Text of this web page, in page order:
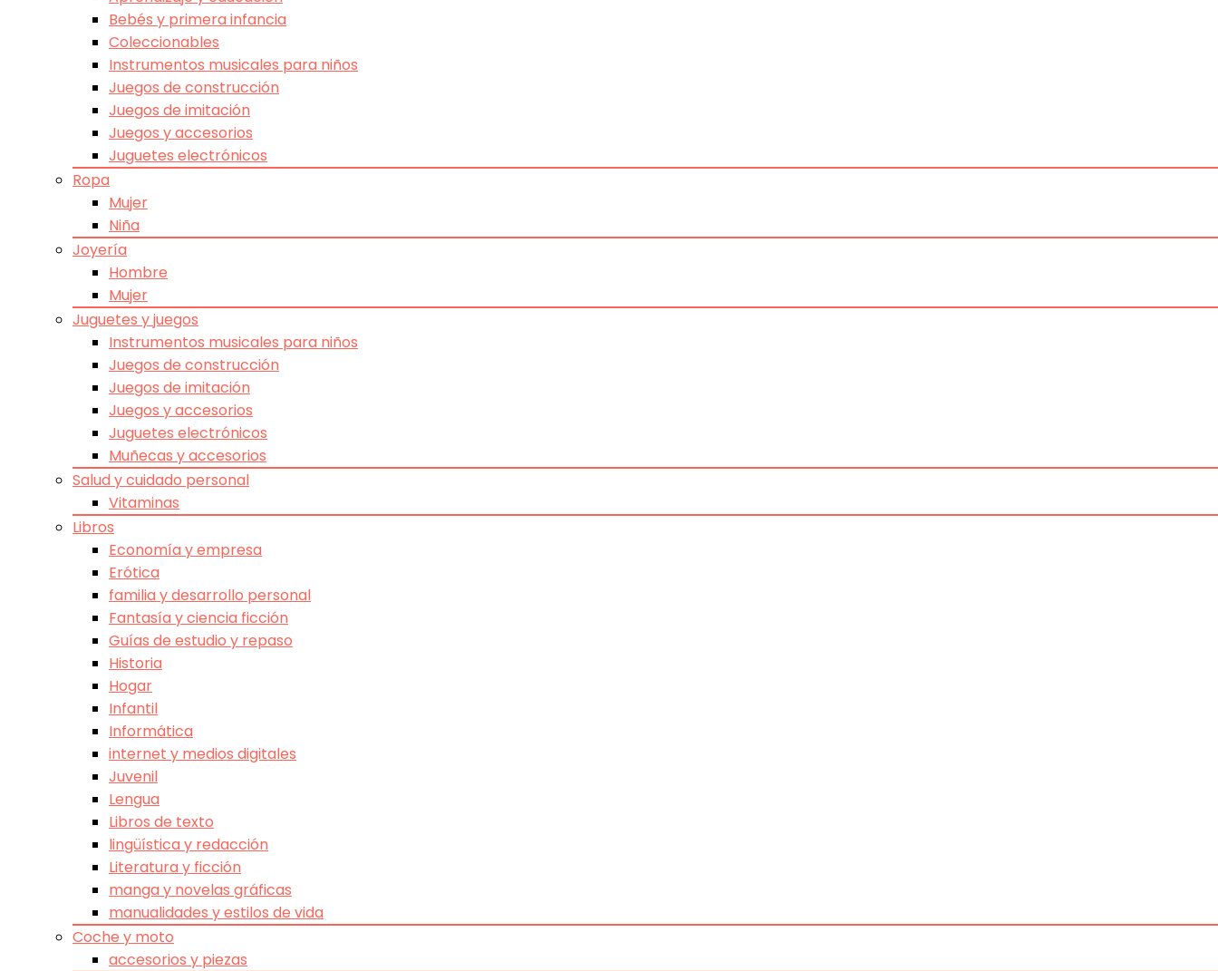
Bebés y primera infancia
Coleccionables
Instrumentos musicales para niños
Juegos de construcción
Juegos de imitación
Juegos y accesorios
Juguetes electrónicos
Ropa
Mujer
Niña
Joyería
Hombre
Mujer
Juguetes y juegos
Instrumentos musicales para niños
Juegos de construcción
Juegos de imitación
Juegos y accesorios
Juguetes electrónicos
Muñecas y accesorios
Salud y cuidado personal
Vitaminas
Libros
Economía y empresa
Erótica
familia y desarrollo personal
Fantasía y ciencia ficción
Guías de estudio y repaso
Historia
Hogar
Infantil
Informática
internet y medios digitales
Juvenil
Lengua
Libros de texto
lingüística y redacción
Literatura y ficción
manga y novelas gráficas
manualidades y estilos de vida
Coche y moto
accesorios y piezas